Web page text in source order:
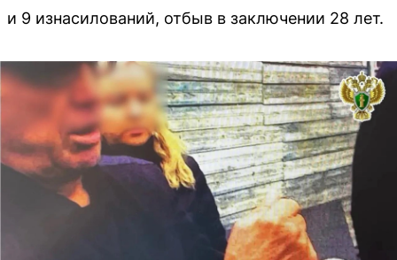
и 9 изнасилований, отбыв в заключении 28 лет.